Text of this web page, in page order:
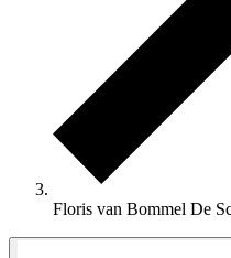
Floris van Bommel De